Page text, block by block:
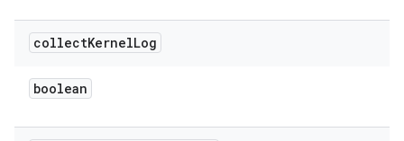
collectKernelLog
boolean